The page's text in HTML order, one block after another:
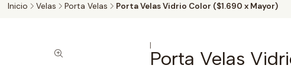
Inicio Velas Porta Velas Porta Velas Vidrio Color ($1.690 x Mayor)
|
Porta Velas